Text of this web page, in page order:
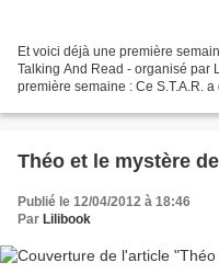
Et voici déjà une première
Talking And Read - organisé par
première semaine : Ce S.T.A.R.
Théo et le mystère
Publié le 12/04/2012 à 18:46
Par Lilibook